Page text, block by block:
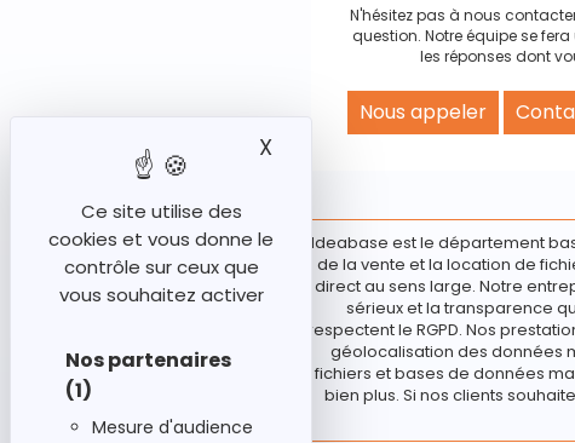
N'hésitez pas à nous
question. Notre équipe se
les réponses dont
Nous appeler
Ideabase est le département
de la vente et la location de
direct au sens large. Notre
sérieux et la transparence
respectent le RGPD. Nos
géolocalisation des données
fichiers et bases de données
bien plus. Si nos clients
Ce site utilise des
cookies et vous donne le
contrôle sur ceux que
vous souhaitez activer
Nos partenaires
(1)
Mesure d'audience
X